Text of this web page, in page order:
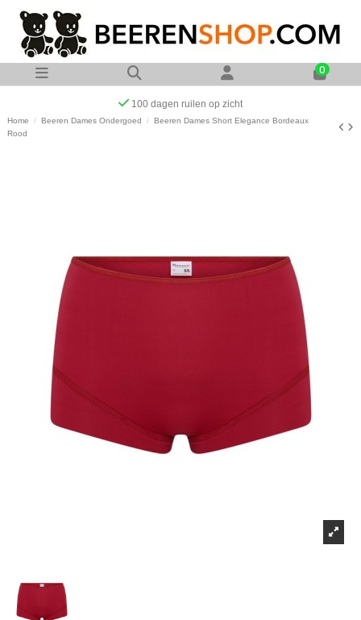
0
100 dagen ruilen op zicht
Home Beeren Dames Ondergoed
Beeren Dames Short Elegance Bordeaux
Rood